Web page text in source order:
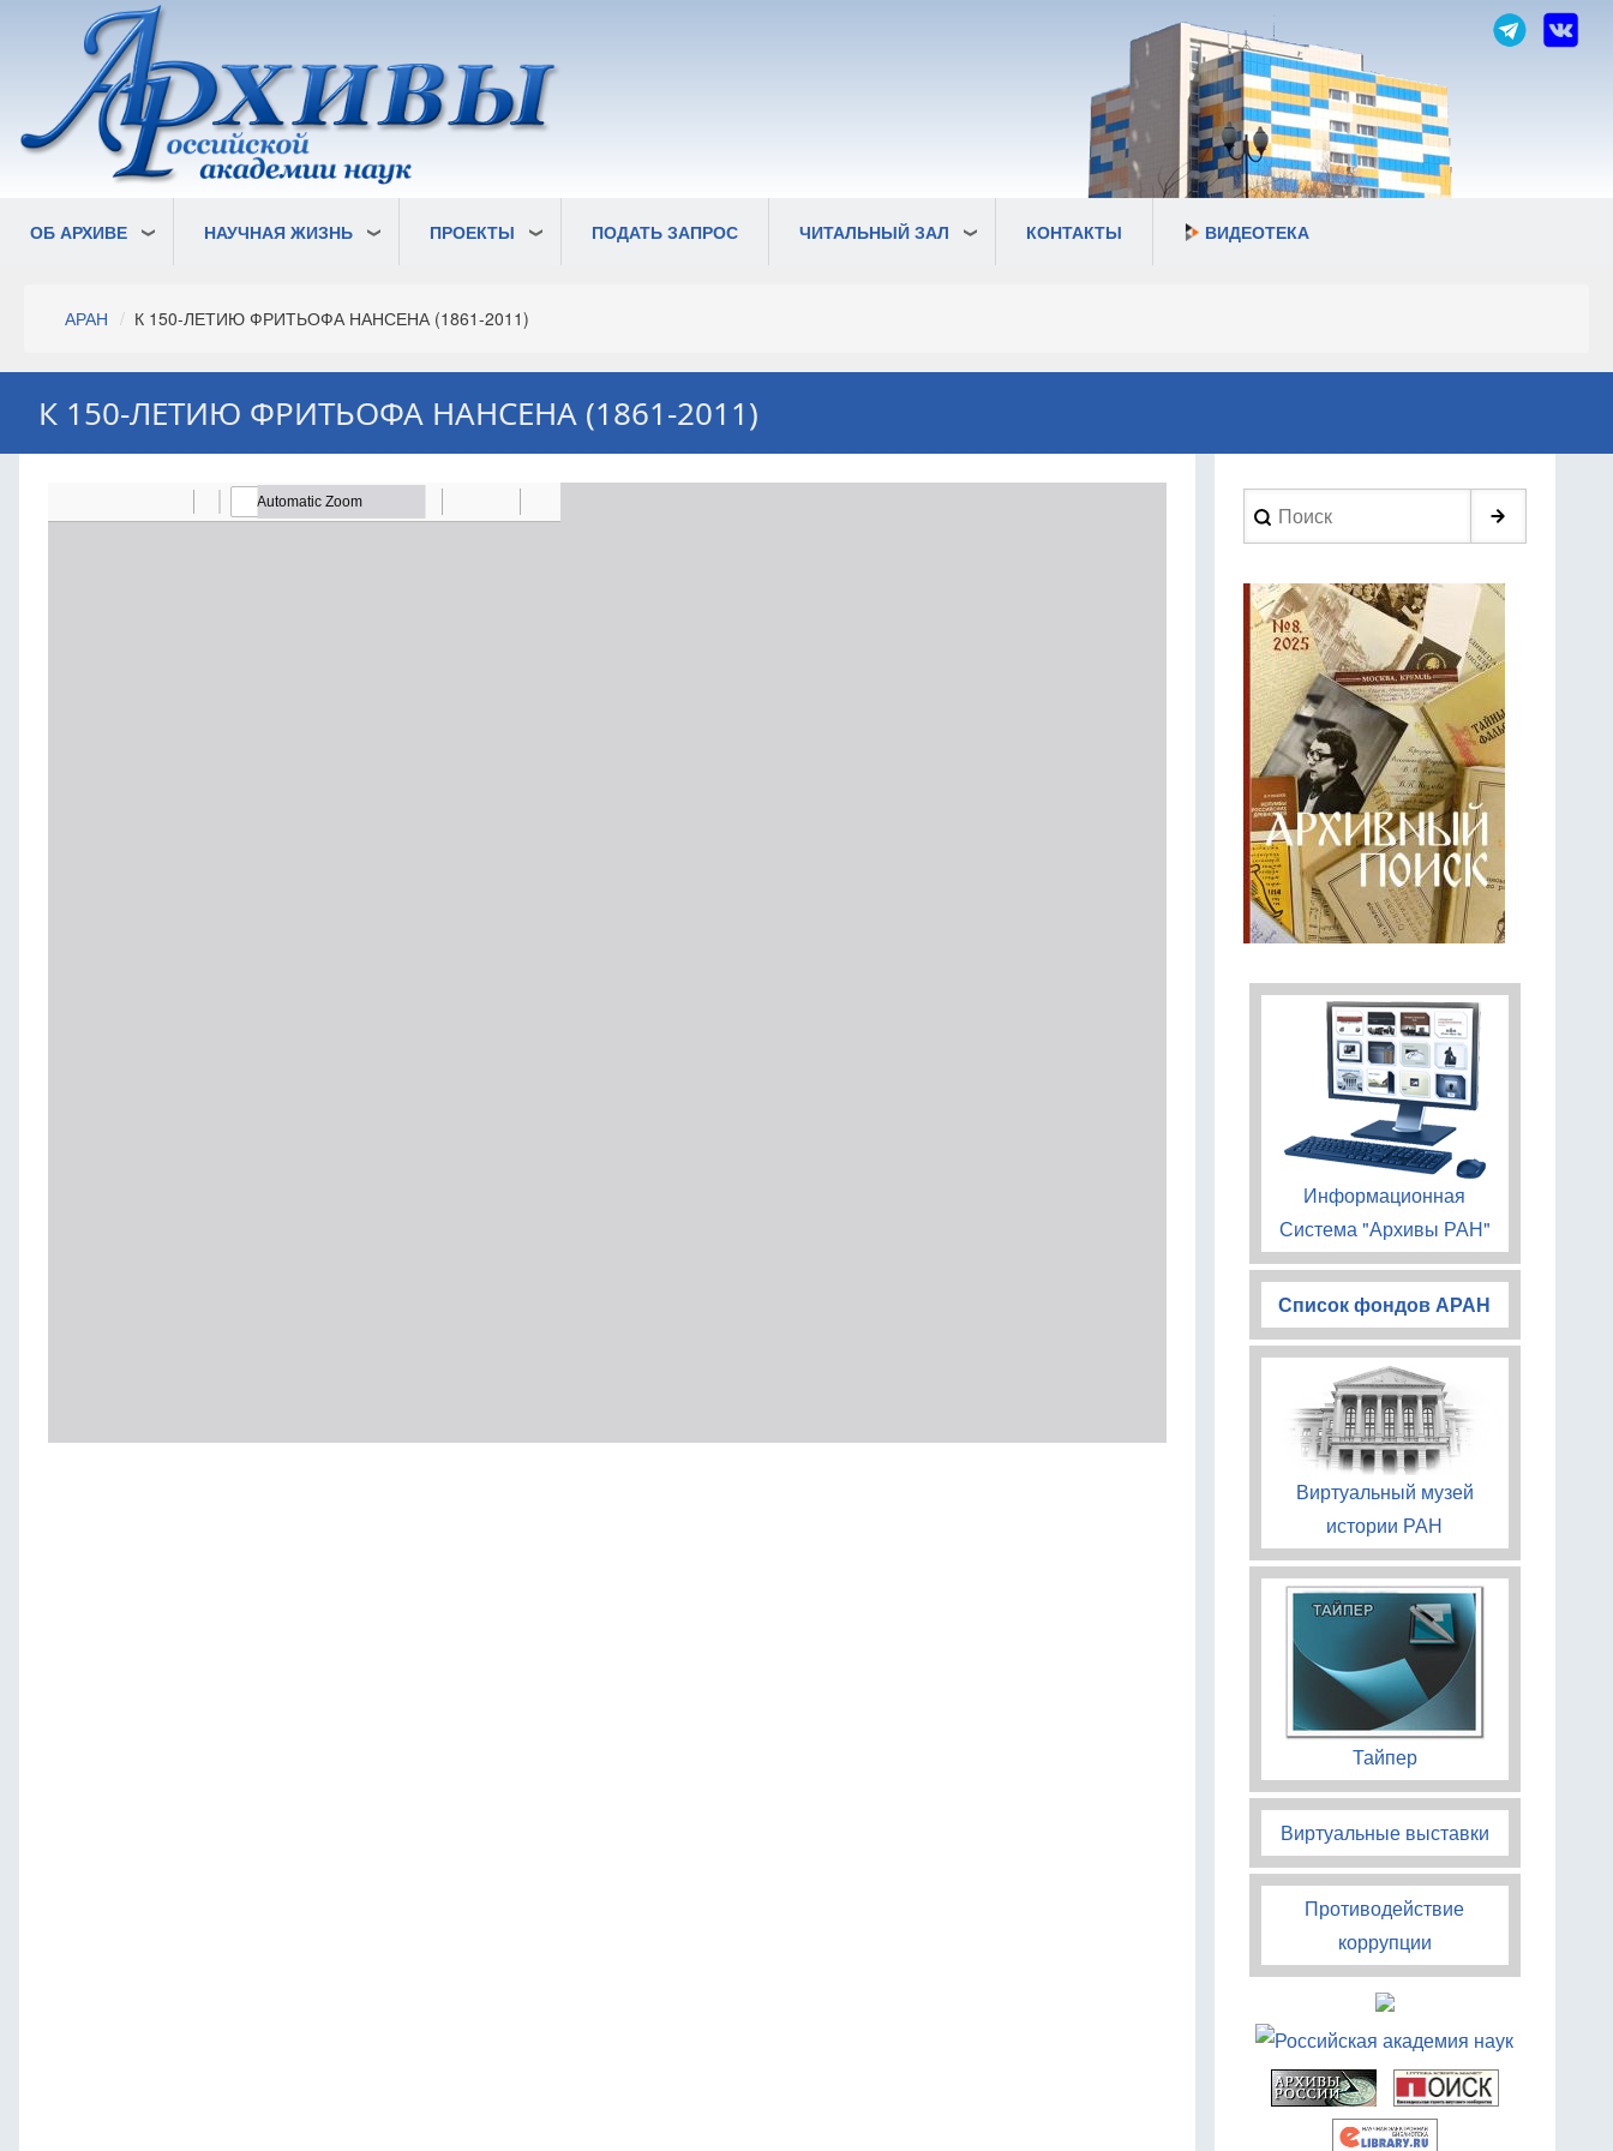
основному
содержанию
ОБ АРХИВЕ НАУЧНАЯ ЖИЗНЬ ПРОЕКТЫ ПОДАТЬ ЗАПРОС ЧИТАЛЬНЫЙ ЗАЛ КОНТАКТЫ ВИДЕОТЕКА
Строка
АРАН К 150-ЛЕТИЮ ФРИТЬОФА НАНСЕНА (1861-2011)
К 150-ЛЕТИЮ ФРИТЬОФА НАНСЕНА (1861-2011)
Search
Информационная
Система "Архивы РАН"
Список фондов АРАН
Виртуальный музей
истории РАН
Тайпер
Виртуальные выставки
Противодействие
коррупции